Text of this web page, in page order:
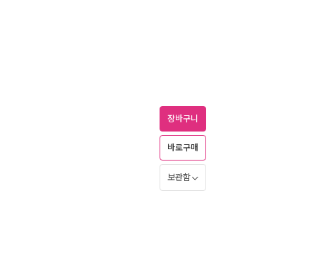
장바구니
바로구매
보관함